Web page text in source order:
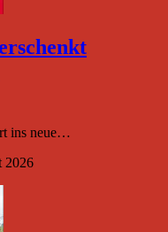
ins neue…
2026